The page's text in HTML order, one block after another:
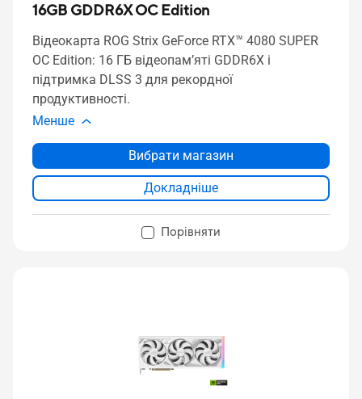
16GB GDDR6X OC Edition
Відеокарта ROG Strix GeForce RTX™ 4080 SUPER
OC Edition: 16 ГБ відеопам’яті GDDR6X і
підтримка DLSS 3 для рекордної
продуктивності.
Менше
Вибрати магазин
Докладніше
Порівняти